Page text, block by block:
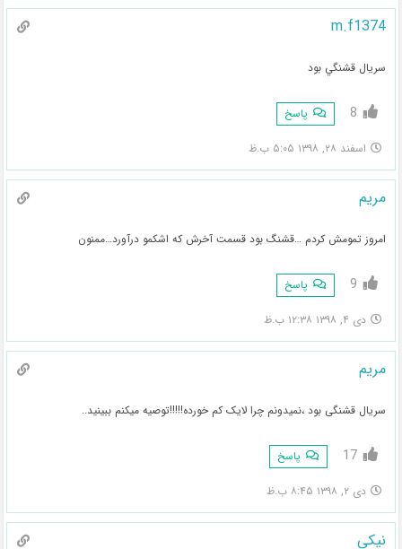
m.f1374
سريال قشنگي بود
8 پاسخ
اسفند ۲۸, ۱۳۹۸ ۵:۰۵ ب.ظ
مریم
امروز تمومش کردم …قشنگ بود قسمت آخرش که اشکمو درآورد…ممنون
9 پاسخ
دی ۴, ۱۳۹۸ ۱۲:۳۸ ب.ظ
مریم
سریال قشنگی بود ،نمیدونم چرا لایک کم خورده!!!!!توصیه میکنم ببینید..
17 پاسخ
دی ۲, ۱۳۹۸ ۸:۴۵ ب.ظ
نیکی